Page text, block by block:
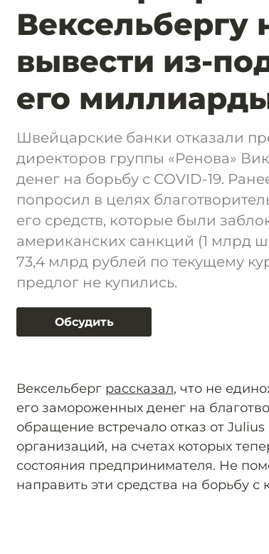
Вексельбергу
вывести из-
его
Швейцарские банки отказали
директоров группы «Ренова»
денег на борьбу с COVID-19.
попросил в целях
его средств, которые были
американских санкций (1 млрд
73,4 млрд рублей по текущему
предлог не купились.
Обсудить
Вексельберг рассказал, что не
его замороженных денег на
обращение встречало отказ от
организаций, на счетах которых
состояния предпринимателя. Не
направить эти средства на борьбу с